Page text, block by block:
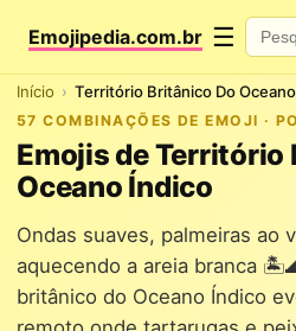
Emojipedia.com.br ☰
Início Território Britânico Do
57 COMBINAÇÕES DE EMOJI ·
Emojis de Território
Oceano Índico
Ondas suaves, palmeiras ao
aquecendo a areia branca
britânico do Oceano Índico